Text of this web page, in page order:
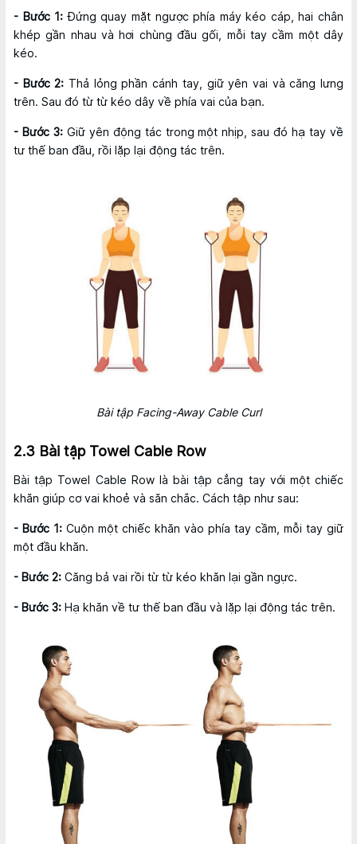
- Bước 1: Đứng quay mặt ngược phía máy kéo cáp, hai chân
khép gần nhau và hơi chùng đầu gối, mỗi tay cầm một dây
kéo.
- Bước 2: Thả lỏng phần cánh tay, giữ yên vai và căng lưng
trên. Sau đó từ từ kéo dây về phía vai của bạn.
- Bước 3: Giữ yên động tác trong một nhịp, sau đó hạ tay về
tư thế ban đầu, rồi lặp lại động tác trên.
Bài tập Facing-Away Cable Curl
2.3 Bài tập Towel Cable Row
Bài tập Towel Cable Row là bài tập cẳng tay với một chiếc
khăn giúp cơ vai khoẻ và săn chắc. Cách tập như sau:
- Bước 1: Cuộn một chiếc khăn vào phía tay cầm, mỗi tay giữ
một đầu khăn.
- Bước 2: Căng bả vai rồi từ từ kéo khăn lại gần ngực.
- Bước 3: Hạ khăn về tư thế ban đầu và lặp lại động tác trên.